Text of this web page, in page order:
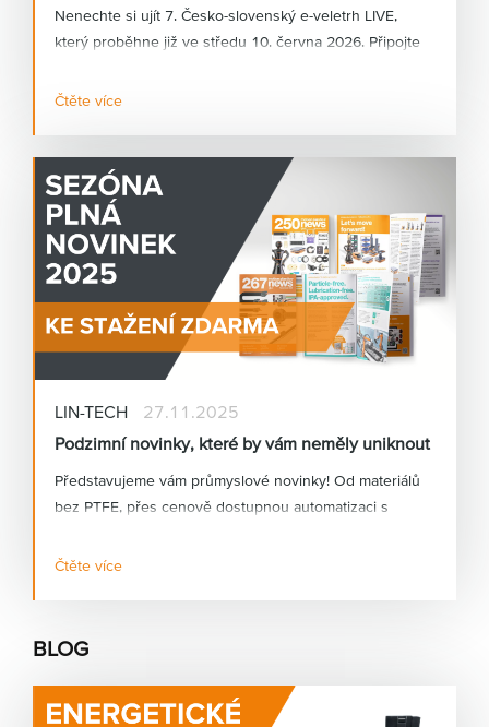
Nenechte si ujít 7. Česko-slovenský e-veletrh LIVE,
který proběhne již ve středu 10. června 2026. Připojte
stánku igus® v Kolíně nad Rýnem. Naši specialisté vám
Čtěte více
LIN-TECH
27.11.2025
Podzimní novinky, které by vám neměly uniknout
Představujeme vám průmyslové novinky! Od materiálů
bez PTFE, přes cenově dostupnou automatizaci s
Čtěte více
BLOG